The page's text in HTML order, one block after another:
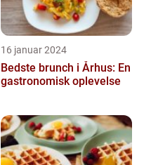
16 januar 2024
Bedste brunch i Århus: En
gastronomisk oplevelse